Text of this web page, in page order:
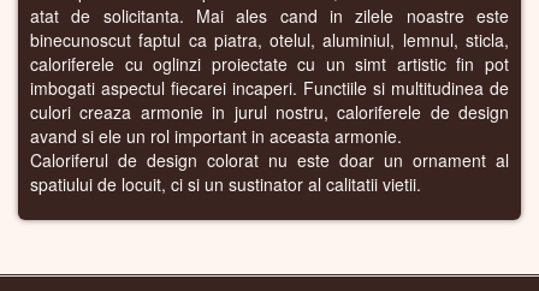
atat de solicitanta. Mai ales cand in zilele noastre este
binecunoscut faptul ca piatra, otelul, aluminiul, lemnul, sticla,
caloriferele cu oglinzi proiectate cu un simt artistic fin pot
imbogati aspectul fiecarei incaperi. Functiile si multitudinea de
culori creaza armonie in jurul nostru, caloriferele de design
avand si ele un rol important in aceasta armonie.
Caloriferul de design colorat nu este doar un ornament al
spatiului de locuit, ci si un sustinator al calitatii vietii.